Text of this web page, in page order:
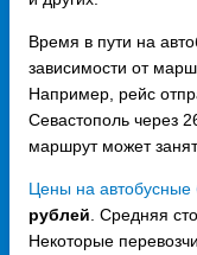
Время в пути на
зависимости от
Например, рейс
Севастополь через
маршрут может
Цены на автобусные
рублей . Средняя
Некоторые